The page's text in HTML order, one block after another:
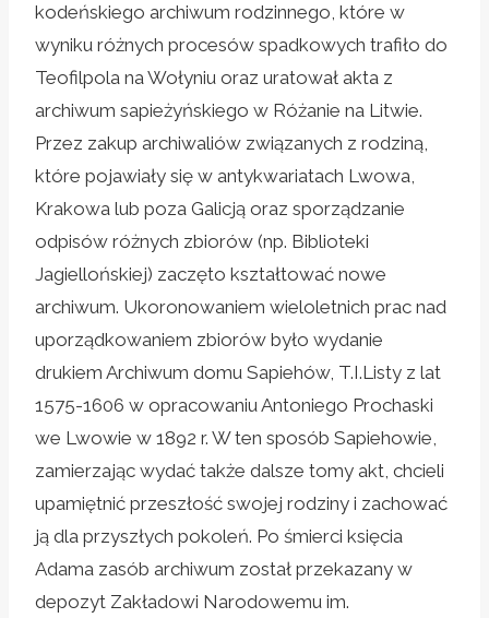
kodeńskiego archiwum rodzinnego, które w
wyniku różnych procesów spadkowych trafiło do
Teofilpola na Wołyniu oraz uratował akta z
archiwum sapieżyńskiego w Różanie na Litwie.
Przez zakup archiwaliów związanych z rodziną,
które pojawiały się w antykwariatach Lwowa,
Krakowa lub poza Galicją oraz sporządzanie
odpisów różnych zbiorów (np. Biblioteki
Jagiellońskiej) zaczęto kształtować nowe
archiwum. Ukoronowaniem wieloletnich prac nad
uporządkowaniem zbiorów było wydanie
drukiem Archiwum domu Sapiehów, T.I.Listy z lat
1575-1606 w opracowaniu Antoniego Prochaski
we Lwowie w 1892 r. W ten sposób Sapiehowie,
zamierzając wydać także dalsze tomy akt, chcieli
upamiętnić przeszłość swojej rodziny i zachować
ją dla przyszłych pokoleń. Po śmierci księcia
Adama zasób archiwum został przekazany w
depozyt Zakładowi Narodowemu im.